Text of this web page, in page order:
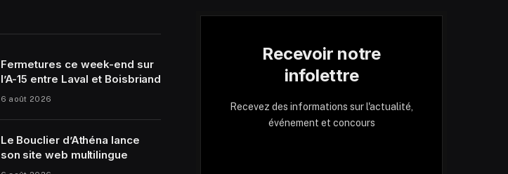
Fermetures ce week-end sur
l’A-15 entre Laval et Boisbriand
6 août 2026
Le Bouclier d’Athéna lance
son site web multilingue
Recevoir notre
infolettre
Recevez des informations sur l'actualité,
événement et concours